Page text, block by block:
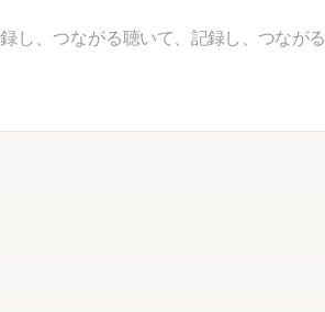
し、つながる聴いて、記録し、つながる